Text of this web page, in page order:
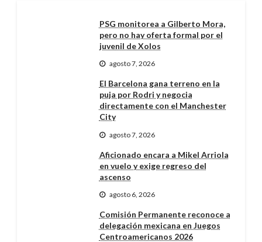
PSG monitorea a Gilberto Mora,
pero no hay oferta formal por el
juvenil de Xolos
agosto 7, 2026
El Barcelona gana terreno en la
puja por Rodri y negocia
directamente con el Manchester
City
agosto 7, 2026
Aficionado encara a Mikel Arriola
en vuelo y exige regreso del
ascenso
agosto 6, 2026
Comisión Permanente reconoce a
delegación mexicana en Juegos
Centroamericanos 2026